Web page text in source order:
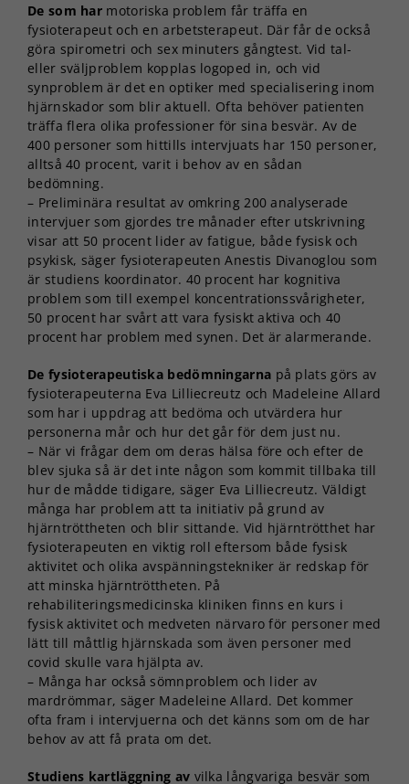
De som har motoriska problem får träffa en
fysioterapeut och en arbetsterapeut. Där får de också
göra spirometri och sex minuters gångtest. Vid tal-
eller sväljproblem kopplas logoped in, och vid
synproblem är det en optiker med specialisering inom
hjärnskador som blir aktuell. Ofta behöver patienten
träffa flera olika professioner för sina besvär. Av de
400 personer som hittills intervjuats har 150 personer,
alltså 40 procent, varit i behov av en sådan
bedömning.
– Preliminära resultat av omkring 200 analyserade
intervjuer som gjordes tre månader efter utskrivning
visar att 50 procent lider av fatigue, både fysisk och
psykisk, säger fysioterapeuten Anestis Divanoglou som
är studiens koordinator. 40 procent har kognitiva
problem som till exempel koncentrationssvårigheter,
50 procent har svårt att vara fysiskt aktiva och 40
procent har problem med synen. Det är alarmerande.
De fysioterapeutiska bedömningarna på plats görs av
fysioterapeuterna Eva Lilliecreutz och Madeleine Allard
som har i uppdrag att bedöma och utvärdera hur
personerna mår och hur det går för dem just nu.
– När vi frågar dem om deras hälsa före och efter de
blev sjuka så är det inte någon som kommit tillbaka till
hur de mådde tidigare, säger Eva Lilliecreutz. Väldigt
många har problem att ta initiativ på grund av
hjärntröttheten och blir sittande. Vid hjärntrötthet har
fysioterapeuten en viktig roll eftersom både fysisk
aktivitet och olika avspänningstekniker är redskap för
att minska hjärntröttheten. På
rehabiliteringsmedicinska kliniken finns en kurs i
fysisk aktivitet och medveten närvaro för personer med
lätt till måttlig hjärnskada som även personer med
covid skulle vara hjälpta av.
– Många har också sömnproblem och lider av
mardrömmar, säger Madeleine Allard. Det kommer
ofta fram i intervjuerna och det känns som om de har
behov av att få prata om det.
Studiens kartläggning av vilka långvariga besvär som